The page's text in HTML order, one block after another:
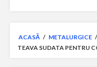
ACASĂ / METALURGICE /
TEAVA SUDATA PENTRU